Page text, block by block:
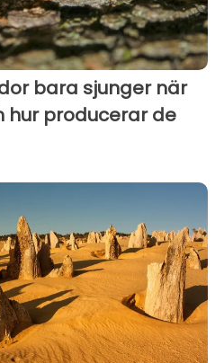
bara sjunger när
hur producerar de